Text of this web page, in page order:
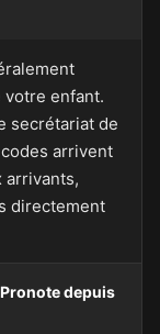
enfant.
secrétariat de
arrivent
arrivants,
directement
depuis